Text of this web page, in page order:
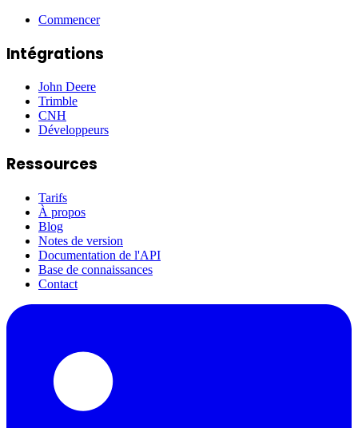
Commencer
Intégrations
John Deere
Trimble
CNH
Développeurs
Ressources
Tarifs
À propos
Blog
Notes de version
Documentation de l'API
Base de connaissances
Contact